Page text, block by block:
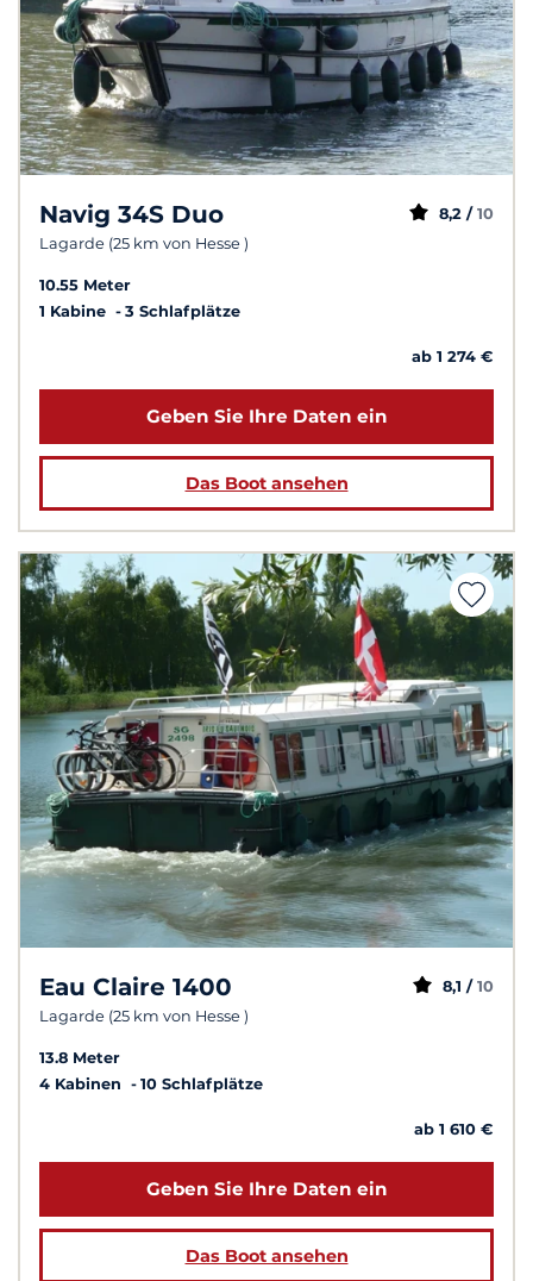
Navig 34S Duo
Lagarde (25 km von Hesse )
8,2 / 10
10.55 Meter
1 Kabine
3 Schlafplätze
ab 1 274 €
Geben Sie Ihre Daten ein
Das Boot ansehen
Eau Claire 1400
Lagarde (25 km von Hesse )
8,1 / 10
13.8 Meter
4 Kabinen
10 Schlafplätze
ab 1 610 €
Geben Sie Ihre Daten ein
Das Boot ansehen